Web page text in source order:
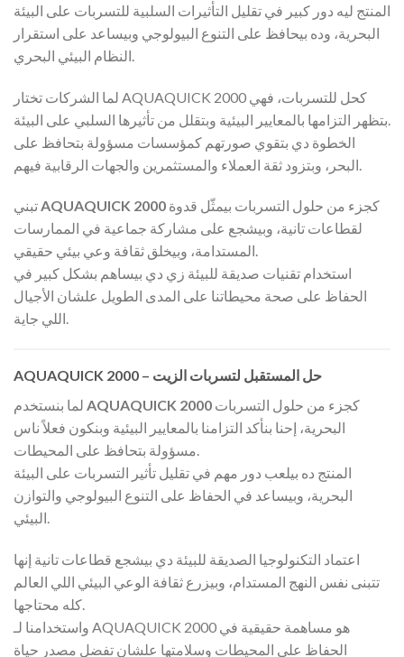
المنتج ليه دور كبير في تقليل التأثيرات السلبية للتسربات على البيئة
البحرية، وده بيحافظ على التنوع البيولوجي وبيساعد على استقرار
لما الشركات تختار AQUAQUICK 2000 كحل للتسربات، فهي
الخطوة دي بتقوي صورتهم كمؤسسات مسؤولة بتحافظ على
AQUAQUICK 2000
لقطاعات تانية، وبيشجع على مشاركة جماعية في الممارسات
المستدامة، وبيخلق ثقافة وعي بيئي حقيقي.
استخدام تقنيات صديقة للبيئة زي دي بيساهم بشكل كبير في
الحفاظ على صحة محيطاتنا على المدى الطويل علشان الأجيال
اللي جاية.
AQUAQUICK 2000 – حل المستقبل لتسربات الزيت
AQUAQUICK 2000
البحرية، إحنا بنأكد التزامنا بالمعايير البيئية وبنكون فعلاً ناس
مسؤولة بتحافظ على المحيطات.
المنتج ده بيلعب دور مهم في تقليل تأثير التسربات على البيئة
البحرية، وبيساعد في الحفاظ على التنوع البيولوجي والتوازن
البيئي.
اعتماد التكنولوجيا الصديقة للبيئة دي بيشجع قطاعات تانية إنها
تتبنى نفس النهج المستدام، وبيزرع ثقافة الوعي البيئي اللي العالم
كله محتاجها.
واستخدامنا لـ AQUAQUICK 2000 هو مساهمة حقيقية في
الحفاظ على المحيطات وسلامتها علشان تفضل مصدر حياة